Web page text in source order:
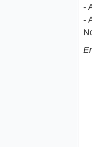
-
-